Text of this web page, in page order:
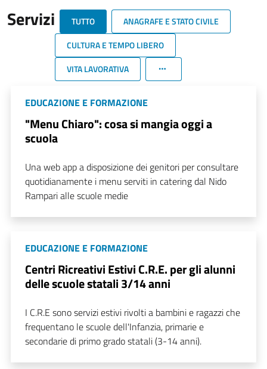
Servizi TUTTO
ANAGRAFE E STATO CIVILE
CULTURA E TEMPO LIBERO
VITA LAVORATIVA
EDUCAZIONE E FORMAZIONE
"Menu Chiaro": cosa si mangia oggi a
scuola
Una web app a disposizione dei genitori per consultare
quotidianamente i menu serviti in catering dal Nido
Rampari alle scuole medie
EDUCAZIONE E FORMAZIONE
Centri Ricreativi Estivi C.R.E. per gli alunni
delle scuole statali 3/14 anni
I C.R.E sono servizi estivi rivolti a bambini e ragazzi che
frequentano le scuole dell'Infanzia, primarie e
secondarie di primo grado statali (3-14 anni).